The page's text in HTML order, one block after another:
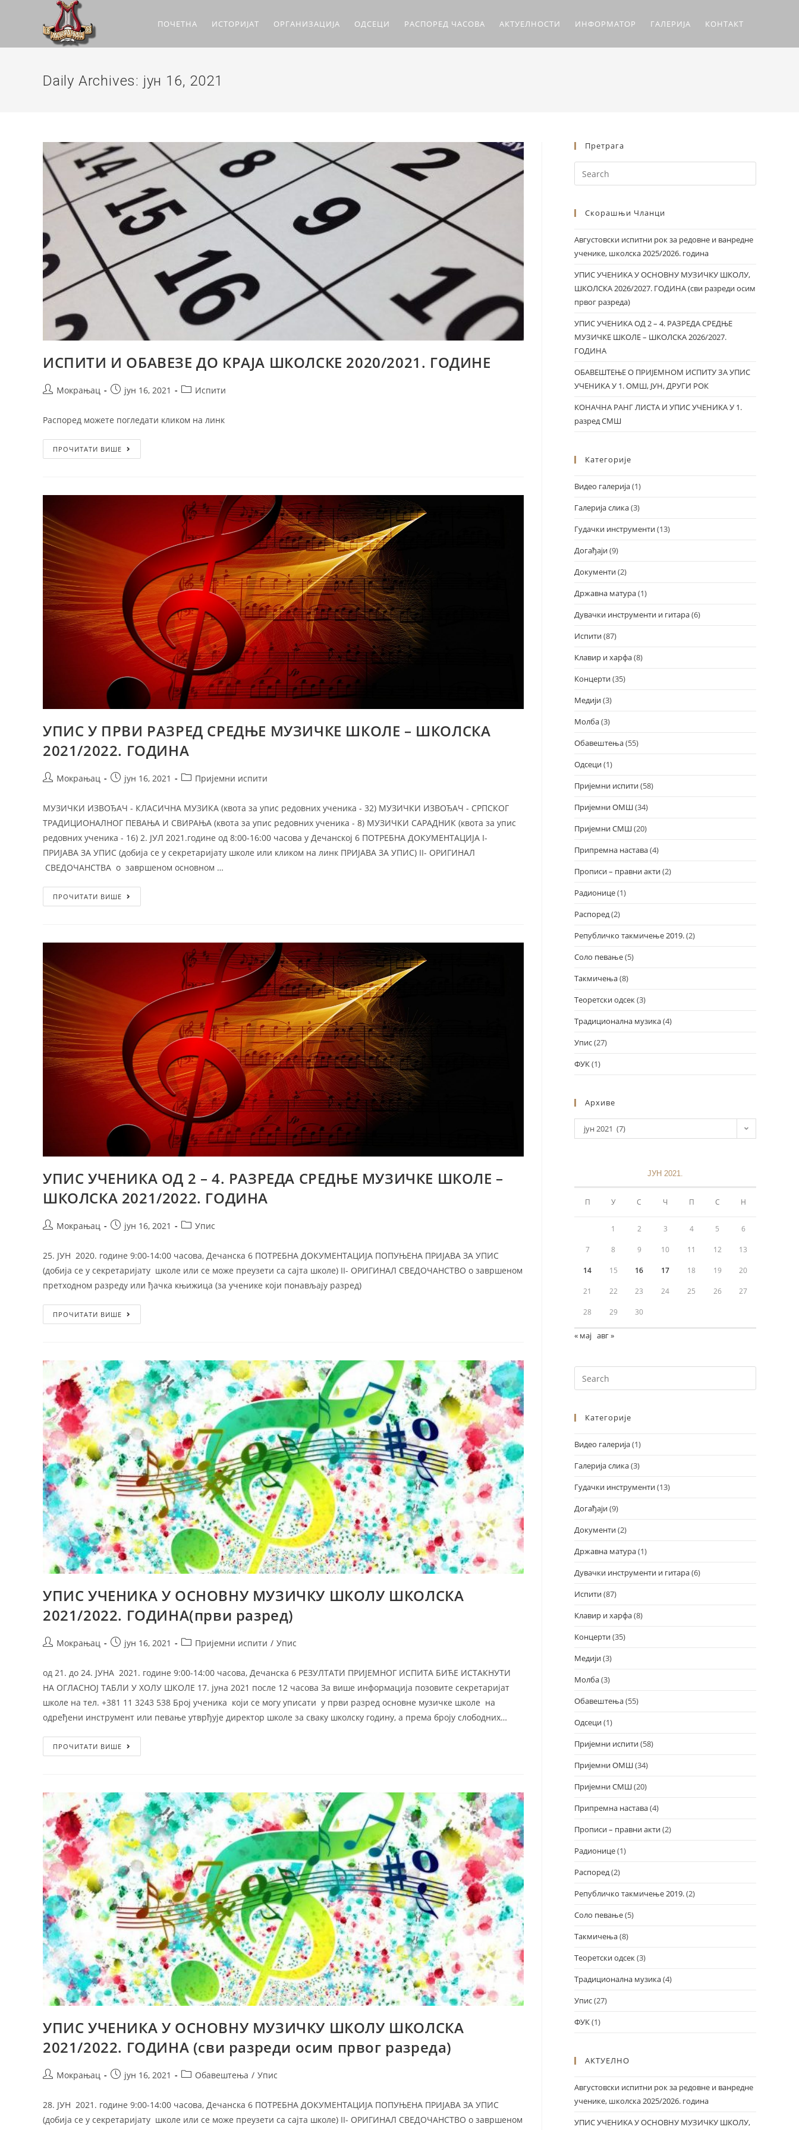
ПОЧЕТНА ИСТОРИЈАТ ОРГАНИЗАЦИЈА ОДСЕЦИ РАСПОРЕД ЧАСОВА АКТУЕЛНОСТИ ИНФОРМАТОР ГАЛЕРИЈА КОНТАКТ
Daily Archives: јун 16, 2021
ИСПИТИ И ОБАВЕЗЕ ДО КРАЈА ШКОЛСКЕ 2020/2021. ГОДИНЕ
Мокрањац јун 16, 2021 Испити
Распоред можете погледати кликом на линк
ПРОЧИТАТИ ВИШЕ
УПИС У ПРВИ РАЗРЕД СРЕДЊЕ МУЗИЧКЕ ШКОЛЕ – ШКОЛСКА
2021/2022. ГОДИНА
Мокрањац јун 16, 2021 Пријемни испити
МУЗИЧКИ ИЗВОЂАЧ - КЛАСИЧНА МУЗИКА (квота за упис редовних ученика - 32) МУЗИЧКИ ИЗВОЂАЧ - СРПСКОГ
ТРАДИЦИОНАЛНОГ ПЕВАЊА И СВИРАЊА (квота за упис редовних ученика - 8) МУЗИЧКИ САРАДНИК (квота за упис
редовних ученика - 16) 2. ЈУЛ 2021.године од 8:00-16:00 часова у Дечанској 6 ПОТРЕБНА ДОКУМЕНТАЦИЈА I-
ПРИЈАВА ЗА УПИС (добија се у секретаријату школе или кликом на линк ПРИЈАВА ЗА УПИС) II- ОРИГИНАЛ
СВЕДОЧАНСТВА о завршеном основном …
ПРОЧИТАТИ ВИШЕ
УПИС УЧЕНИКА ОД 2 – 4. РАЗРЕДА СРЕДЊЕ МУЗИЧКЕ ШКОЛЕ –
ШКОЛСКА 2021/2022. ГОДИНА
Мокрањац јун 16, 2021 Упис
25. ЈУН 2020. године 9:00-14:00 часова, Дечанска 6 ПОТРЕБНА ДОКУМЕНТАЦИЈА ПОПУЊЕНА ПРИЈАВА ЗА УПИС
(добија се у секретаријату школе или се може преузети са сајта школе) II- ОРИГИНАЛ СВЕДОЧАНСТВО о завршеном
претходном разреду или ђачка књижица (за ученике који понављају разред)
ПРОЧИТАТИ ВИШЕ
УПИС УЧЕНИКА У ОСНОВНУ МУЗИЧКУ ШКОЛУ ШКОЛСКА
2021/2022. ГОДИНА(први разред)
Мокрањац јун 16, 2021 Пријемни испити / Упис
од 21. до 24. ЈУНА 2021. године 9:00-14:00 часова, Дечанска 6 РЕЗУЛТАТИ ПРИЈЕМНОГ ИСПИТА БИЋЕ ИСТАКНУТИ
НА ОГЛАСНОЈ ТАБЛИ У ХОЛУ ШКОЛЕ 17. јуна 2021 после 12 часова За више информација позовите секретаријат
школе на тел. +381 11 3243 538 Број ученика који се могу уписати у први разред основне музичке школе на
одређени инструмент или певање утврђује директор школе за сваку школску годину, а према броју слободних…
ПРОЧИТАТИ ВИШЕ
УПИС УЧЕНИКА У ОСНОВНУ МУЗИЧКУ ШКОЛУ ШКОЛСКА
2021/2022. ГОДИНА (сви разреди осим првог разреда)
Мокрањац јун 16, 2021 Обавештења / Упис
28. ЈУН 2021. године 9:00-14:00 часова, Дечанска 6 ПОТРЕБНА ДОКУМЕНТАЦИЈА ПОПУЊЕНА ПРИЈАВА ЗА УПИС
(добија се у секретаријату школе или се може преузети са сајта школе) II- ОРИГИНАЛ СВЕДОЧАНСТВО о завршеном
Претрага
Скорашњи Чланци
Августовски испитни рок за редовне и ванредне
ученике, школска 2025/2026. година
УПИС УЧЕНИКА У ОСНОВНУ МУЗИЧКУ ШКОЛУ,
ШКОЛСКА 2026/2027. ГОДИНА (сви разреди осим
првог разреда)
УПИС УЧЕНИКА ОД 2 – 4. РАЗРЕДА СРЕДЊЕ
МУЗИЧКЕ ШКОЛЕ – ШКОЛСКА 2026/2027.
ГОДИНА
ОБАВЕШТЕЊЕ О ПРИЈЕМНОМ ИСПИТУ ЗА УПИС
УЧЕНИКА У 1. ОМШ, ЈУН, ДРУГИ РОК
КОНАЧНА РАНГ ЛИСТА И УПИС УЧЕНИКА У 1.
разред СМШ
Категорије
Видео галерија(1)
Галерија слика(3)
Гудачки инструменти(13)
Догађаји(9)
Документи(2)
Државна матура(1)
Дувачки инструменти и гитара(6)
Испити(87)
Клавир и харфа(8)
Концерти(35)
Медији(3)
Молба(3)
Обавештења(55)
Одсеци(1)
Пријемни испити(58)
Пријемни ОМШ(34)
Пријемни СМШ(20)
Припремна настава(4)
Прописи – правни акти(2)
Радионице(1)
Распоред(2)
Републичко такмичење 2019.(2)
Соло певање(5)
Такмичења(8)
Теоретски одсек(3)
Традиционална музика(4)
Упис(27)
ФУК(1)
Архиве
јун 2021 (7)
ЈУН 2021.
П У С Ч П С Н
1 2 3 4 5 6
7 8 9 10 11 12 13
14 15 16 17 18 19 20
21 22 23 24 25 26 27
28 29 30
« мај авг »
Категорије
Видео галерија(1)
Галерија слика(3)
Гудачки инструменти(13)
Догађаји(9)
Документи(2)
Државна матура(1)
Дувачки инструменти и гитара(6)
Испити(87)
Клавир и харфа(8)
Концерти(35)
Медији(3)
Молба(3)
Обавештења(55)
Одсеци(1)
Пријемни испити(58)
Пријемни ОМШ(34)
Пријемни СМШ(20)
Припремна настава(4)
Прописи – правни акти(2)
Радионице(1)
Распоред(2)
Републичко такмичење 2019.(2)
Соло певање(5)
Такмичења(8)
Теоретски одсек(3)
Традиционална музика(4)
Упис(27)
ФУК(1)
АКТУЕЛНО
Августовски испитни рок за редовне и ванредне
ученике, школска 2025/2026. година
УПИС УЧЕНИКА У ОСНОВНУ МУЗИЧКУ ШКОЛУ,
Почетна
Ст. Ст. Мокрањац
Организација школе
Активи и тимови
Одсеци
Клавир и харфа
Дувачи и гитара
Соло певање
Политика приватности
+381 11 3243 538
sekretarijat@mokranjacbg.rs
Дечанска 6, 11000, Београд,
Крунска 8, 11000, Београд
Copyright 2024. - Muzička škola Mokranjac - Beograd